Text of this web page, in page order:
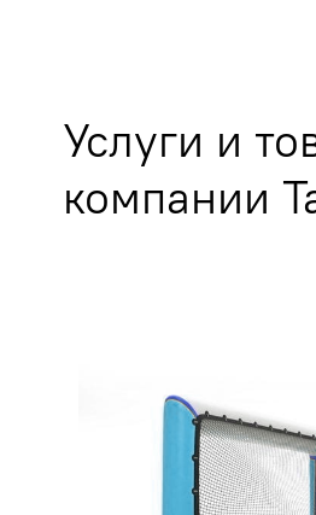
Услуги и
компании